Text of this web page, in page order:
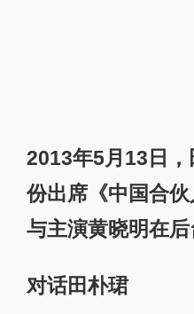
荐，这是你的想
见？
我真的很喜欢自